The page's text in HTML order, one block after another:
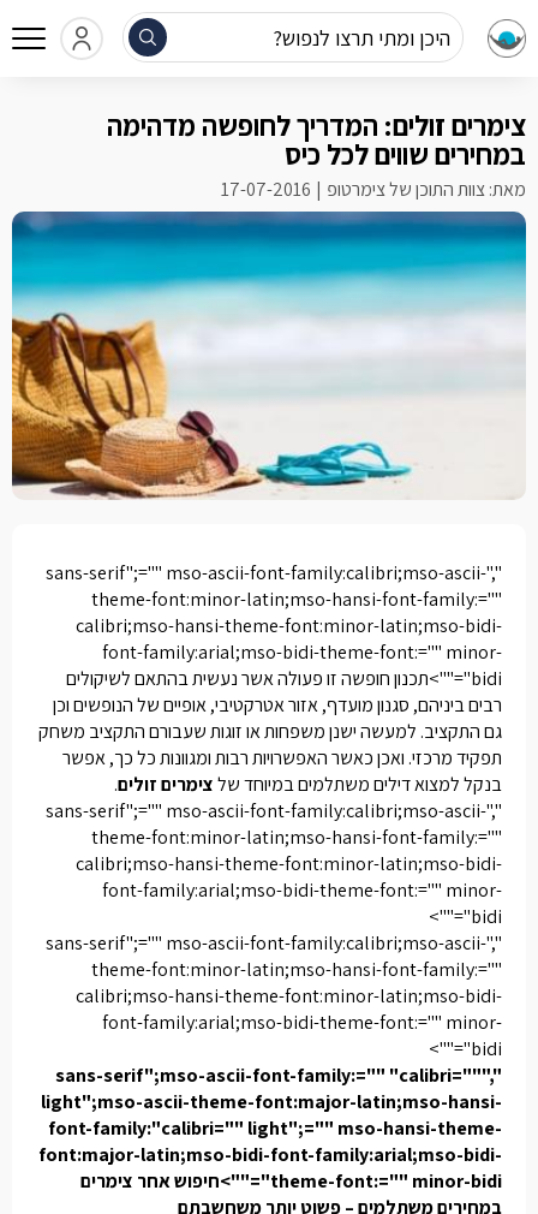
היכן ומתי תרצו לנפוש?
צימרים זולים: המדריך לחופשה מדהימה
במחירים שווים לכל כיס
מאת: צוות התוכן של צימרטופ 17-07-2016
","sans-serif";="" mso-ascii-font-family:calibri;mso-ascii-
theme-font:minor-latin;mso-hansi-font-family:=""
calibri;mso-hansi-theme-font:minor-latin;mso-bidi-
font-family:arial;mso-bidi-theme-font:="" minor-
bidi"="">תכנון חופשה זו פעולה אשר נעשית בהתאם לשיקולים
רבים ביניהם, סגנון מועדף, אזור אטרקטיבי, אופיים של הנופשים וכן
גם התקציב. למעשה ישנן משפחות או זוגות שעבורם התקציב משחק
תפקיד מרכזי. ואכן כאשר האפשרויות רבות ומגוונות כל כך, אפשר
בנקל למצוא דילים משתלמים במיוחד שלצימרים זולים.
","sans-serif";="" mso-ascii-font-family:calibri;mso-ascii-
theme-font:minor-latin;mso-hansi-font-family:=""
calibri;mso-hansi-theme-font:minor-latin;mso-bidi-
font-family:arial;mso-bidi-theme-font:="" minor-
bidi"="">
","sans-serif";="" mso-ascii-font-family:calibri;mso-ascii-
theme-font:minor-latin;mso-hansi-font-family:=""
calibri;mso-hansi-theme-font:minor-latin;mso-bidi-
font-family:arial;mso-bidi-theme-font:="" minor-
bidi"="">
","sans-serif";mso-ascii-font-family:="" "calibri=""
light";mso-ascii-theme-font:major-latin;mso-hansi-
font-family:"calibri="" light";="" mso-hansi-theme-
font:major-latin;mso-bidi-font-family:arial;mso-bidi-
theme-font:="" minor-bidi"="">חיפוש אחר צימרים
במחירים משתלמים – פשוט יותר משחשבתם